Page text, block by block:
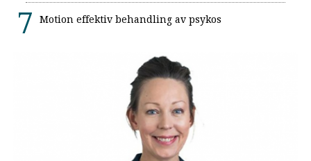
Motion effektiv behandling av psykos